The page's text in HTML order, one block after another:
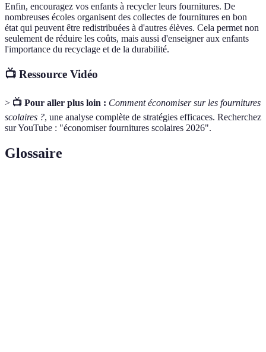
Enfin, encouragez vos enfants à recycler leurs fournitures. De
nombreuses écoles organisent des collectes de fournitures en bon
état qui peuvent être redistribuées à d'autres élèves. Cela permet non
seulement de réduire les coûts, mais aussi d'enseigner aux enfants
l'importance du recyclage et de la durabilité.
📺 Ressource Vidéo
> 📺 Pour aller plus loin : Comment économiser sur les fournitures
scolaires ?, une analyse complète de stratégies efficaces. Recherchez
sur YouTube : "économiser fournitures scolaires 2026".
Glossaire